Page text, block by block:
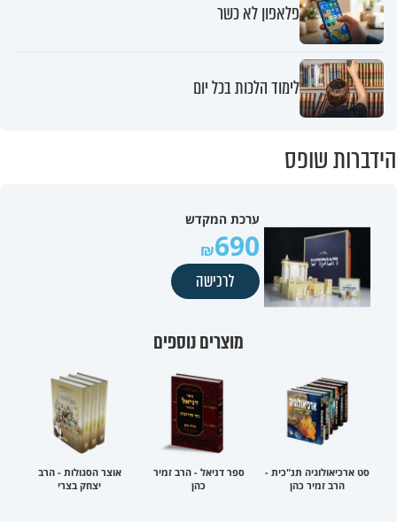
פלאפון לא כשר
לימוד הלכות בכל יום
הידברות שופס
ערכת המקדש
690
לרכישה
מוצרים נוספים
סט ארכיאולוגיה תנ"כית -
הרב זמיר כהן
ספר דניאל - הרב זמיר
כהן
אוצר הסגולות - הרב
יצחק בצרי